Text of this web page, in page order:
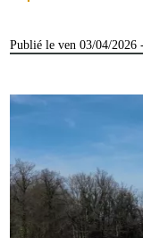
Publié le ven 03/04/2026